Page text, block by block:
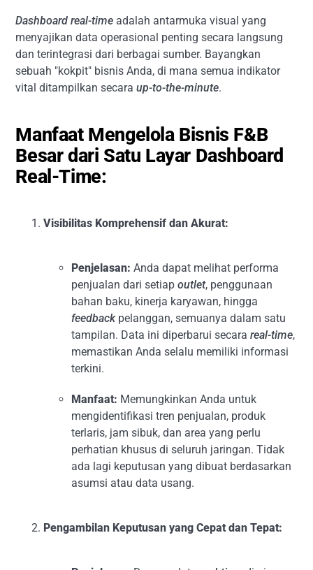
Dashboard real-time adalah antarmuka visual yang
menyajikan data operasional penting secara langsung
dan terintegrasi dari berbagai sumber. Bayangkan
sebuah "kokpit" bisnis Anda, di mana semua indikator
vital ditampilkan secaraup-to-the-minute.
Manfaat Mengelola Bisnis F&B
Besar dari Satu Layar Dashboard
Real-Time:
Visibilitas Komprehensif dan Akurat:
Penjelasan: Anda dapat melihat performa
penjualan dari setiapoutlet, penggunaan
bahan baku, kinerja karyawan, hingga
feedbackpelanggan, semuanya dalam satu
tampilan. Data ini diperbarui secarareal-time,
memastikan Anda selalu memiliki informasi
terkini.
Manfaat: Memungkinkan Anda untuk
mengidentifikasi tren penjualan, produk
terlaris, jam sibuk, dan area yang perlu
perhatian khusus di seluruh jaringan. Tidak
ada lagi keputusan yang dibuat berdasarkan
asumsi atau data usang.
Pengambilan Keputusan yang Cepat dan Tepat: